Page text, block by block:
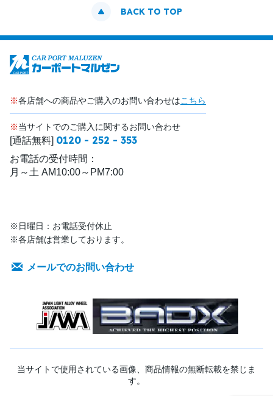
BACK TO TOP
※各店舗への商品やご購入のお問い合わせはこちら
※当サイトでのご購入に関するお問い合わせ
[通話無料] 0120 - 252 - 353
お電話の受付時間：
月～土 AM10:00～PM7:00
※日曜日：お電話受付休止
※各店舗は営業しております。
メールでのお問い合わせ
当サイトで使用されている画像、商品情報の無断転載を禁じま
す。